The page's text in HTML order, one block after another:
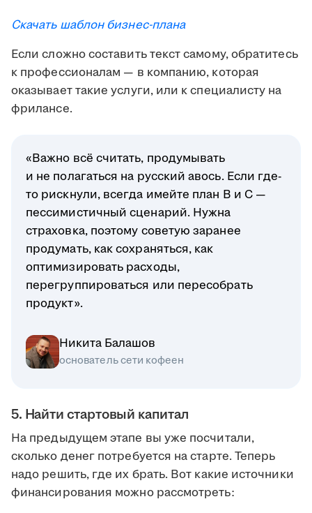
Скачать шаблон бизнес-плана
Если сложно составить текст самому, обратитесь
к профессионалам — в компанию, которая
оказывает такие услуги, или к специалисту на
фрилансе.
«Важно всё считать, продумывать
и не полагаться на русский авось. Если где-
то рискнули, всегда имейте план B и C —
пессимистичный сценарий. Нужна
страховка, поэтому советую заранее
продумать, как сохраняться, как
оптимизировать расходы,
перегруппироваться или пересобрать
продукт».
Никита Балашов
основатель сети кофеен
5. Найти стартовый капитал
На предыдущем этапе вы уже посчитали,
сколько денег потребуется на старте. Теперь
надо решить, где их брать. Вот какие источники
финансирования можно рассмотреть: